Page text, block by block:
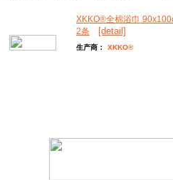
XKKO®全棉浴巾
2条
[detail]
生产商： XKKO®